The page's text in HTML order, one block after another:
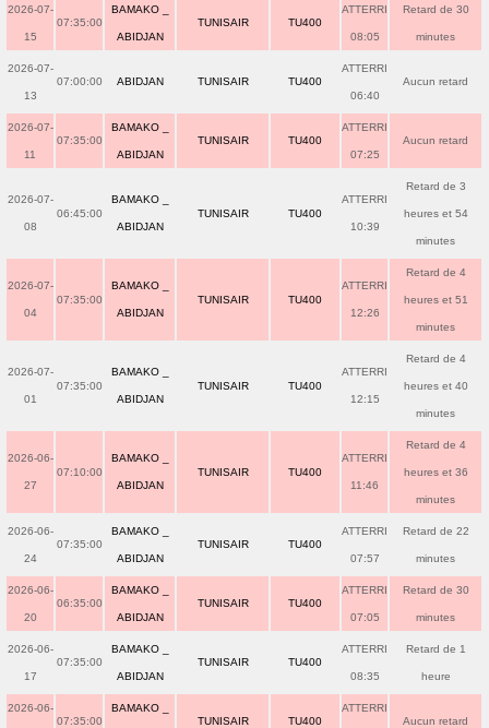
2026-07-
15
07:35:00
BAMAKO _
ABIDJAN
TUNISAIR TU400
ATTERRI
08:05
Retard de 30
minutes
2026-07-
13
07:00:00 ABIDJAN TUNISAIR TU400
ATTERRI
06:40
Aucun retard
2026-07-
11
07:35:00
BAMAKO _
ABIDJAN
TUNISAIR TU400
ATTERRI
07:25
Aucun retard
2026-07-
08
06:45:00
BAMAKO _
ABIDJAN
TUNISAIR TU400
ATTERRI
10:39
Retard de 3
heures et 54
minutes
2026-07-
04
07:35:00
BAMAKO _
ABIDJAN
TUNISAIR TU400
ATTERRI
12:26
Retard de 4
heures et 51
minutes
2026-07-
01
07:35:00
BAMAKO _
ABIDJAN
TUNISAIR TU400
ATTERRI
12:15
Retard de 4
heures et 40
minutes
2026-06-
27
07:10:00
BAMAKO _
ABIDJAN
TUNISAIR TU400
ATTERRI
11:46
Retard de 4
heures et 36
minutes
2026-06-
24
07:35:00
BAMAKO _
ABIDJAN
TUNISAIR TU400
ATTERRI
07:57
Retard de 22
minutes
2026-06-
20
06:35:00
BAMAKO _
ABIDJAN
TUNISAIR TU400
ATTERRI
07:05
Retard de 30
minutes
2026-06-
17
07:35:00
BAMAKO _
ABIDJAN
TUNISAIR TU400
ATTERRI
08:35
Retard de 1
heure
2026-06-
07:35:00
BAMAKO _
TUNISAIR TU400
ATTERRI
Aucun retard